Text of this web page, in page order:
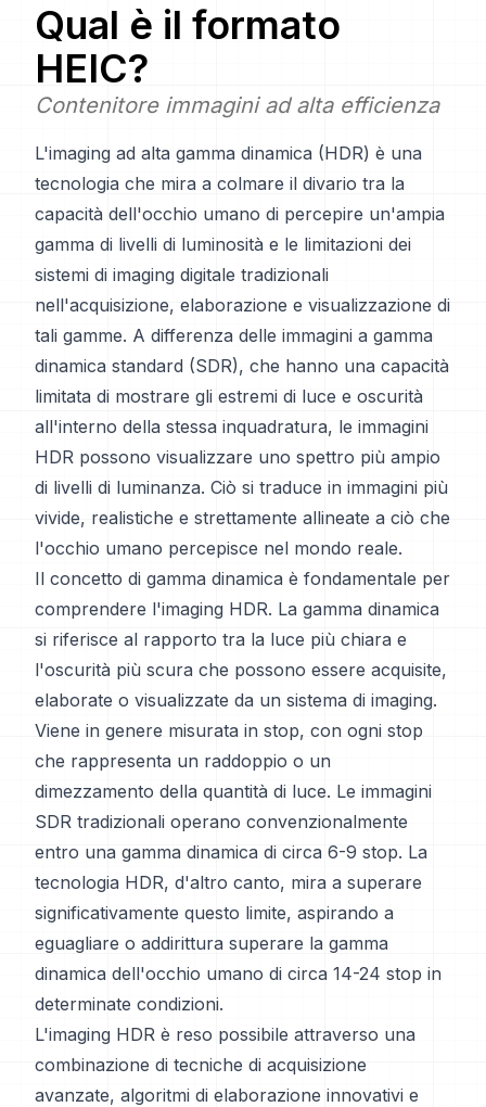
Qual è il formato
HEIC?
Contenitore immagini ad alta efficienza
L'imaging ad alta gamma dinamica (HDR) è una
tecnologia che mira a colmare il divario tra la
capacità dell'occhio umano di percepire un'ampia
gamma di livelli di luminosità e le limitazioni dei
sistemi di imaging digitale tradizionali
nell'acquisizione, elaborazione e visualizzazione di
tali gamme. A differenza delle immagini a gamma
dinamica standard (SDR), che hanno una capacità
limitata di mostrare gli estremi di luce e oscurità
all'interno della stessa inquadratura, le immagini
HDR possono visualizzare uno spettro più ampio
di livelli di luminanza. Ciò si traduce in immagini più
vivide, realistiche e strettamente allineate a ciò che
l'occhio umano percepisce nel mondo reale.
Il concetto di gamma dinamica è fondamentale per
comprendere l'imaging HDR. La gamma dinamica
si riferisce al rapporto tra la luce più chiara e
l'oscurità più scura che possono essere acquisite,
elaborate o visualizzate da un sistema di imaging.
Viene in genere misurata in stop, con ogni stop
che rappresenta un raddoppio o un
dimezzamento della quantità di luce. Le immagini
SDR tradizionali operano convenzionalmente
entro una gamma dinamica di circa 6-9 stop. La
tecnologia HDR, d'altro canto, mira a superare
significativamente questo limite, aspirando a
eguagliare o addirittura superare la gamma
dinamica dell'occhio umano di circa 14-24 stop in
determinate condizioni.
L'imaging HDR è reso possibile attraverso una
combinazione di tecniche di acquisizione
avanzate, algoritmi di elaborazione innovativi e